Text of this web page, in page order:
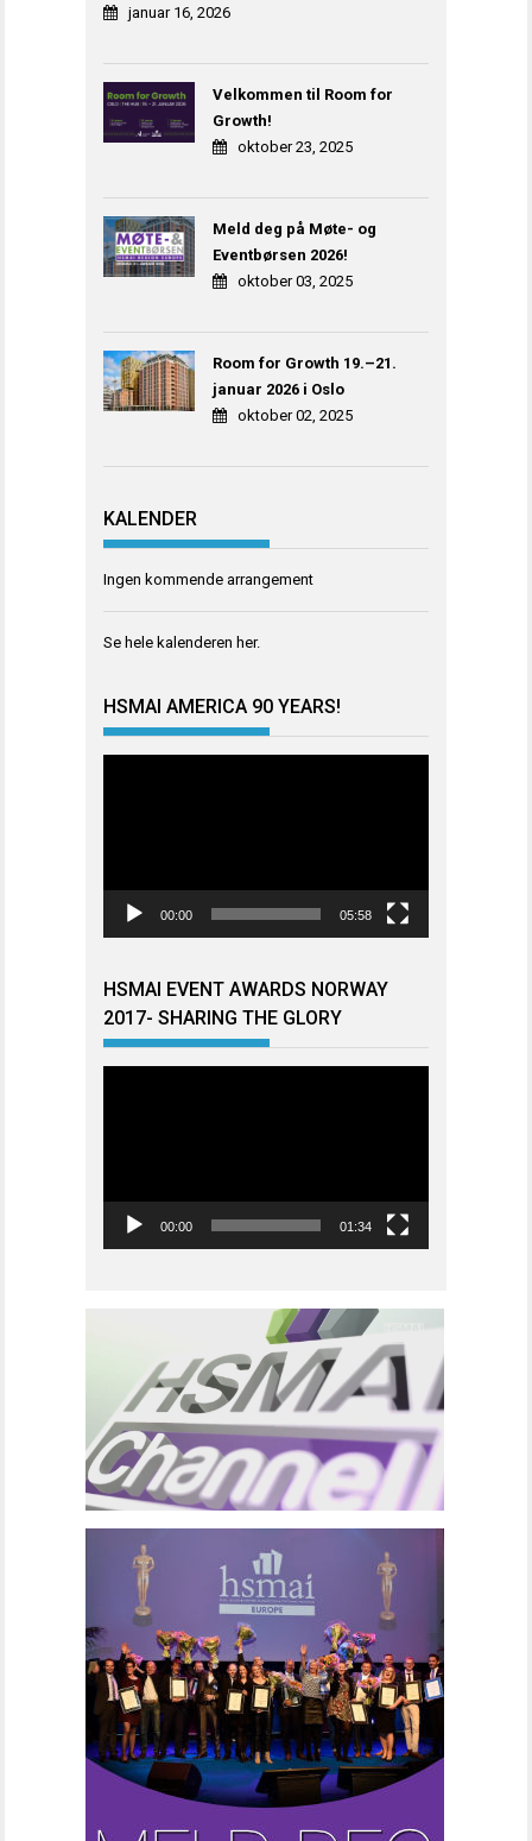
januar 16, 2026
Velkommen til Room for
Growth!
oktober 23, 2025
Meld deg på Møte- og
Eventbørsen 2026!
oktober 03, 2025
Room for Growth 19.–21.
januar 2026 i Oslo
oktober 02, 2025
KALENDER
Ingen kommende arrangement
Se hele kalenderen her.
HSMAI AMERICA 90 YEARS!
00:00 05:58
HSMAI EVENT AWARDS NORWAY
2017- SHARING THE GLORY
00:00 01:34